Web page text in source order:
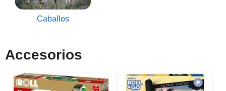
Caballos
Accesorios